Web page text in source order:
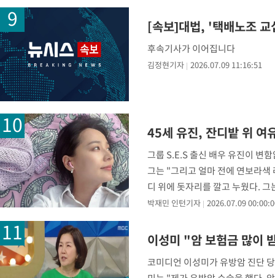
[속보]대법, '택배노조 교
후속기사가 이어집니다
김정현기자 2026.07.09 11:16:51
45세 유진, 잔디밭 위 여
그룹 S.E.S 출신 배우 유진이 변
그는 "그리고 얼마 전에 연보라색
디 위에 돗자리를 깔고 누웠다.
박재민 인턴기자 2026.07.09
이성미 "암 보험금 많이
코미디언 이성미가 유방암 진단